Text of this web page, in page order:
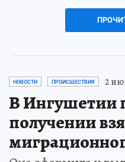
НОВОСТИ ПРОИСШЕСТВИЯ 2
В Ингушетии
получении